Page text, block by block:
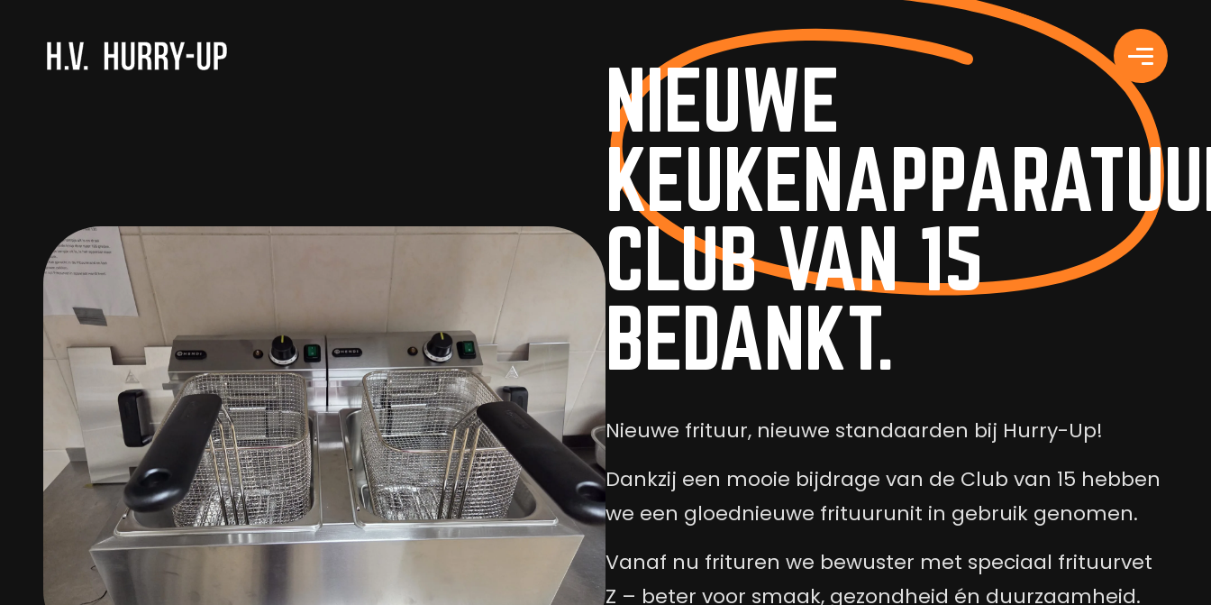
NIEUWE
CLUB VAN 15
BEDANKT.
Nieuwe frituur, nieuwe standaarden bij Hurry-Up!
Dankzij een mooie bijdrage van de Club van 15 hebben
we een gloednieuwe frituurunit in gebruik genomen.
Vanaf nu frituren we bewuster met speciaal frituurvet
Z – beter voor smaak, gezondheid én duurzaamheid.